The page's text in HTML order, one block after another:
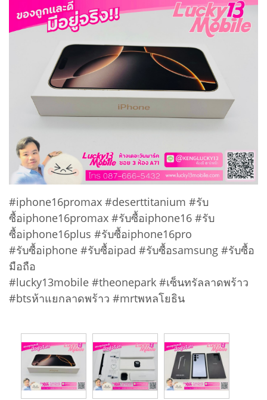
#iphone16promax #deserttitanium #รับ
ซื้อiphone16promax #รับซื้อiphone16 #รับ
ซื้อiphone16plus #รับซื้อiphone16pro
#รับซื้อiphone #รับซื้อipad #รับซื้อsamsung #รับซื้อ
มือถือ
#lucky13mobile #theonepark #เซ็นทรัลลาดพร้าว
#btsห้าแยกลาดพร้าว #mrtพหลโยธิน